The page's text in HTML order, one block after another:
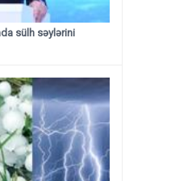
sülh səylərini